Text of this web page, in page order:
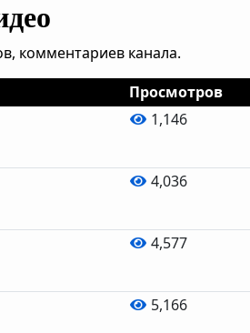
комментариев канала.
Просмотров
1,146
4,036
4,577
5,166